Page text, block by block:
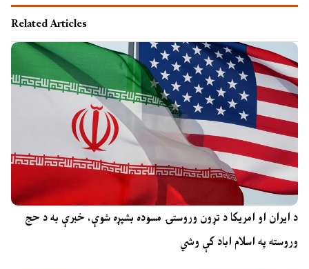
Related Articles
د ایران او امریکا د تړون وروستۍ مسوده بشپړه شوې، خبرې به د حج
وروسته په اسلام اباد کې وشي